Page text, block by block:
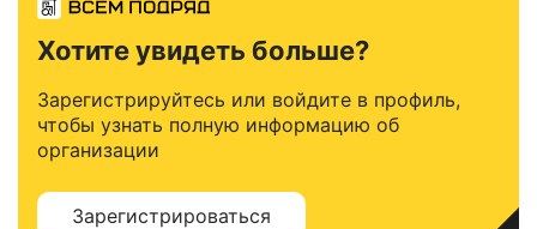
Хотите увидеть больше?
Зарегистрируйтесь или войдите в профиль,
чтобы узнать полную информацию об
организации
Зарегистрироваться